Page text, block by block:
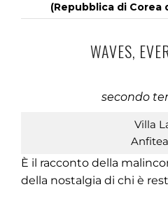
(Repubblica di Corea
WAVES,
secondo
Villa
È il racconto della
della nostalgia di chi è